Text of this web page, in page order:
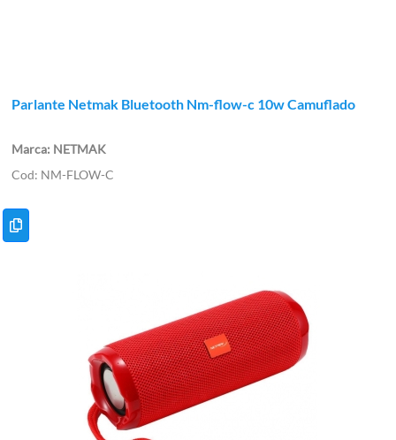
Parlante Netmak Bluetooth Nm-flow-c 10w Camuflado
NETMAK
NM-FLOW-C